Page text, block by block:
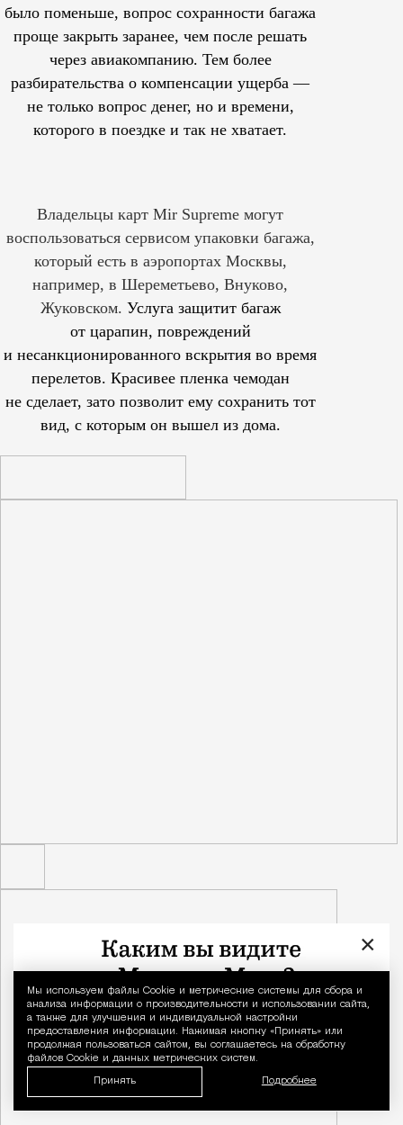
Уведомление
Мы используем файлы Сookie и метрические системы для сбора и
анализа информации о производительности и использовании сайта,
а также для улучшения и индивидуальной настройки
предоставления информации. Нажимая кнопку «Принять» или
продолжая пользоваться сайтом, вы соглашаетесь на обработку
файлов Cookie и данных метрических систем.
Принять Подробнее
было поменьше, вопрос сохранности багажа
проще закрыть заранее, чем после решать
через авиакомпанию. Тем более
разбирательства о компенсации ущерба —
не только вопрос денег, но и времени,
которого в поездке и так не хватает.
Владельцы карт Mir Supreme могут
воспользоваться сервисом упаковки багажа,
который есть в аэропортах Москвы,
например, в Шереметьево, Внуково,
Жуковском. Услуга защитит багаж
от царапин, повреждений
и несанкционированного вскрытия во время
перелетов. Красивее пленка чемодан
не сделает, зато позволит ему сохранить тот
вид, с которым он вышел из дома.
×